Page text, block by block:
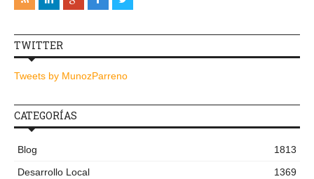
TWITTER
Tweets by MunozParreno
CATEGORÍAS
Blog
1813
Desarrollo Local
1369